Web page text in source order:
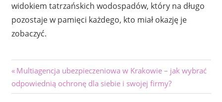
widokiem tatrzańskich wodospadów, który na długo
pozostaje w pamięci każdego, kto miał okazję je
zobaczyć.
Nawigacja
wpisu
Previous
Post:
Multiagencja ubezpieczeniowa w Krakowie – jak wybrać
odpowiednią ochronę dla siebie i swojej firmy?